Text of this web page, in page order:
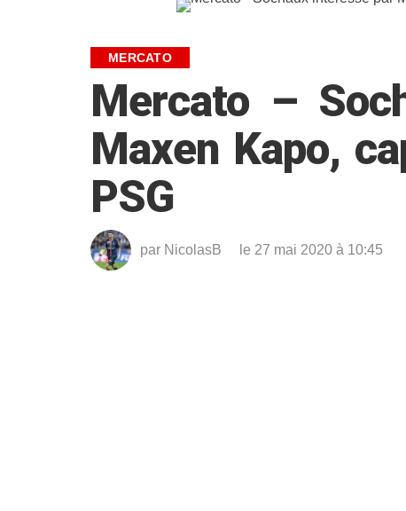
MERCATO
Mercato –
Maxen Kapo,
PSG
par NicolasB le 27 mai 2020 à 10:45